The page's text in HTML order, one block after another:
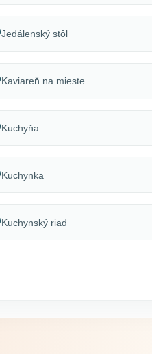
Jedálenský stôl
Kaviareň na mieste
Kuchyňa
Kuchynka
Kuchynský riad